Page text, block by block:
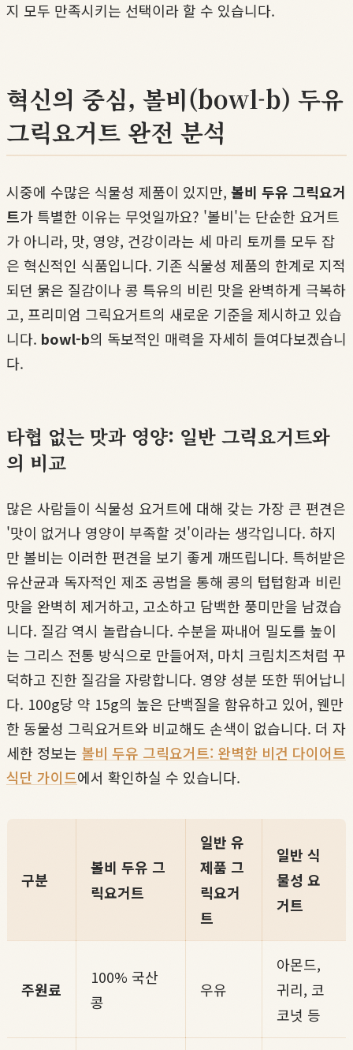
지 모두 만족시키는 선택이라 할 수 있습니다.
혁신의 중심, 볼비(bowl-b) 두유
그릭요거트 완전 분석
시중에 수많은 식물성 제품이 있지만, 볼비 두유 그릭요거
트가 특별한 이유는 무엇일까요? '볼비'는 단순한 요거트
가 아니라, 맛, 영양, 건강이라는 세 마리 토끼를 모두 잡
은 혁신적인 식품입니다. 기존 식물성 제품의 한계로 지적
되던 묽은 질감이나 콩 특유의 비린 맛을 완벽하게 극복하
고, 프리미엄 그릭요거트의 새로운 기준을 제시하고 있습
니다. bowl-b의 독보적인 매력을 자세히 들여다보겠습니
다.
타협 없는 맛과 영양: 일반 그릭요거트와
의 비교
많은 사람들이 식물성 요거트에 대해 갖는 가장 큰 편견은
'맛이 없거나 영양이 부족할 것'이라는 생각입니다. 하지
만 볼비는 이러한 편견을 보기 좋게 깨뜨립니다. 특허받은
유산균과 독자적인 제조 공법을 통해 콩의 텁텁함과 비린
맛을 완벽히 제거하고, 고소하고 담백한 풍미만을 남겼습
니다. 질감 역시 놀랍습니다. 수분을 짜내어 밀도를 높이
는 그리스 전통 방식으로 만들어져, 마치 크림치즈처럼 꾸
덕하고 진한 질감을 자랑합니다. 영양 성분 또한 뛰어납니
다. 100g당 약 15g의 높은 단백질을 함유하고 있어, 웬만
한 동물성 그릭요거트와 비교해도 손색이 없습니다. 더 자
세한 정보는 볼비 두유 그릭요거트: 완벽한 비건 다이어트
식단 가이드에서 확인하실 수 있습니다.
구분
볼비 두유 그
릭요거트
일반 유
제품 그
릭요거
트
일반 식
물성 요
거트
주원료
100% 국산
콩
우유
아몬드,
귀리, 코
코넛 등